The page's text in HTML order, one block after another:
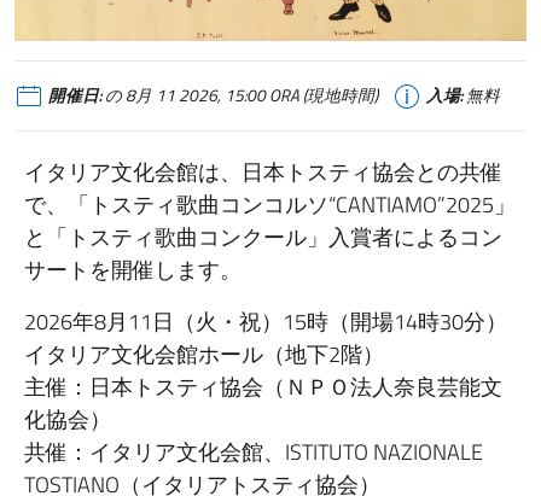
開催日:の 8月 11 2026, 15:00 ORA (現地時間) 入場:無料
イタリア文化会館は、日本トスティ協会との共催
で、「トスティ歌曲コンコルソ“CANTIAMO”2025」
と「トスティ歌曲コンクール」入賞者によるコン
サートを開催します。
2026年8月11日（火・祝）15時（開場14時30分）
イタリア文化会館ホール（地下2階）
主催：日本トスティ協会（ＮＰＯ法人奈良芸能文
化協会）
共催：イタリア文化会館、ISTITUTO NAZIONALE
TOSTIANO（イタリアトスティ協会）